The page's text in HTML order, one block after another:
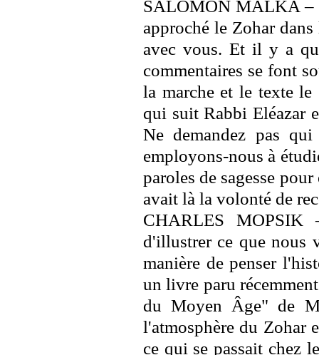
SALOMON MALKA –
approché le Zohar
avec vous. Et il y a
commentaires se font
la marche et le texte le
qui suit Rabbi
Ne demandez pas
employons-nous à
paroles de sagesse
avait là la volonté de
CHARLES MOPSIK
d'illustrer ce que nous
manière de penser
un livre paru
du Moyen Âge" de
l'atmosphère du Zohar
ce qui se passait chez